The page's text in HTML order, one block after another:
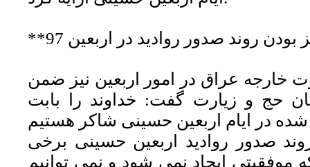
بودن روند صدور روادید در اربعین 97
خارجه عراق در امور اربعین نیز ضمن
حج و زیارت گفت: خداوند را بابت
صدور روادید اربعین حسینی برخی
موفقیتی ایجاد نمی شود و نمی توانیم